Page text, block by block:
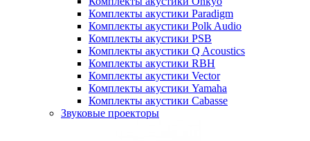
Комплекты акустики Paradigm
Комплекты акустики Polk Audio
Комплекты акустики PSB
Комплекты акустики Q Acoustics
Комплекты акустики RBH
Комплекты акустики Vector
Комплекты акустики Yamaha
Комплекты акустики Сabasse
Звуковые проекторы